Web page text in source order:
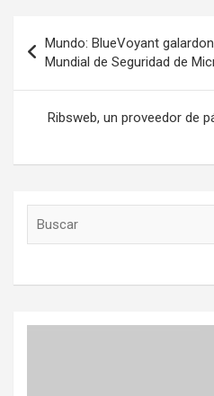
navigation
Mundo: BlueVoyant
Mundial de Seguridad de
Ribsweb, un proveedor de